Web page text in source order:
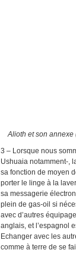
Alioth et son
3 – Lorsque nous
Ushuaia notamment-,
sa fonction de moyen
porter le linge à la
sa messagerie
plein de gas-oil si
avec d’autres
anglais, et l’espagnol
Echanger avec les
comme à terre de se